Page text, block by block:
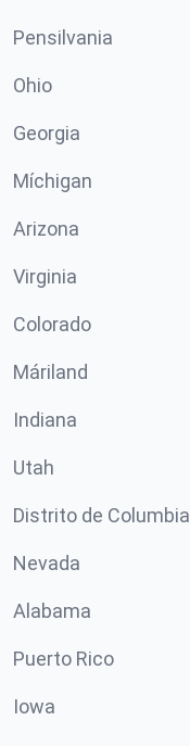
Pensilvania
Ohio
Georgia
Míchigan
Arizona
Virginia
Colorado
Máriland
Indiana
Utah
Distrito de Columbia
Nevada
Alabama
Puerto Rico
Iowa